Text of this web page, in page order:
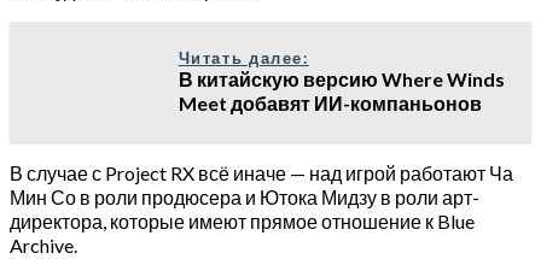
Читать далее:
В китайскую версию Where Winds
Meet добавят ИИ-компаньонов
В случае с Project RX всё иначе — над игрой работают Ча
Мин Со в роли продюсера и Ютока Мидзу в роли арт-
директора, которые имеют прямое отношение к Blue
Archive.